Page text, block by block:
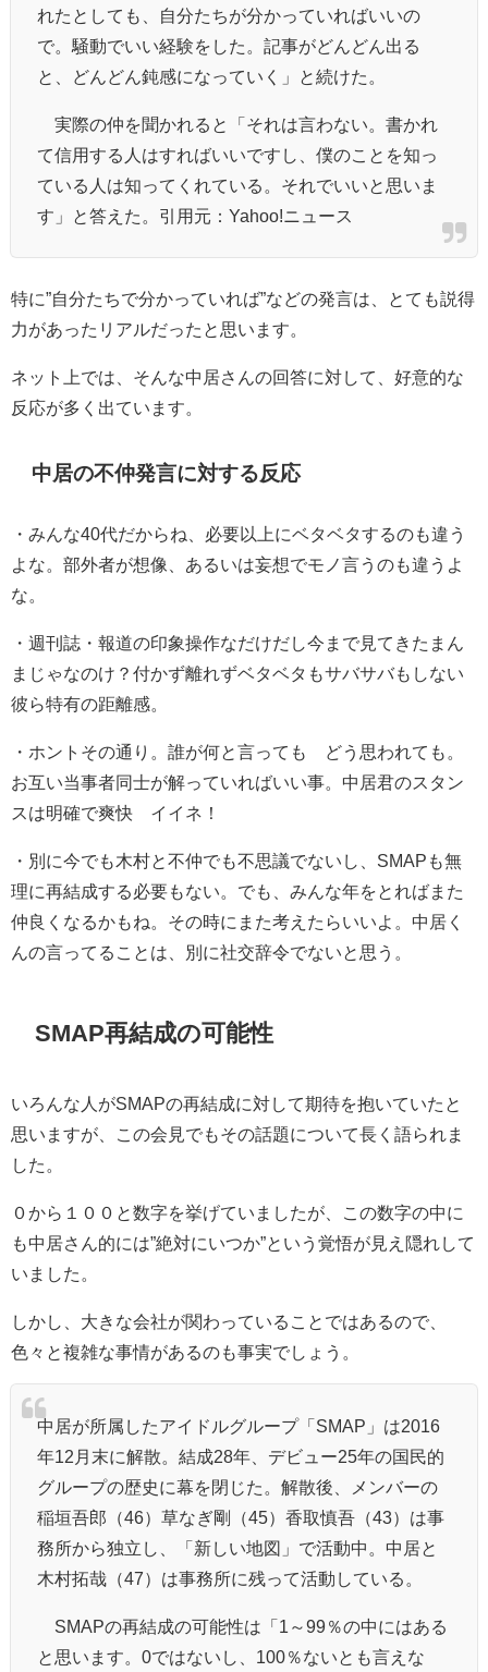
れたとしても、自分たちが分かっていればいいの
で。騒動でいい経験をした。記事がどんどん出る
と、どんどん鈍感になっていく」と続けた。
実際の仲を聞かれると「それは言わない。書かれ
て信用する人はすればいいですし、僕のことを知っ
ている人は知ってくれている。それでいいと思いま
す」と答えた。引用元：Yahoo!ニュース
特に”自分たちで分かっていれば”などの発言は、とても説得
力があったリアルだったと思います。
ネット上では、そんな中居さんの回答に対して、好意的な
反応が多く出ています。
中居の不仲発言に対する反応
・ みんな40代だからね、必要以上にベタベタするのも違う
よな。 部外者が想像、あるいは妄想でモノ言うのも違うよ
な。
・ 週刊誌・報道の印象操作なだけだし今まで見てきたまん
まじゃなのけ？ 付かず離れずベタベタもサバサバもしない
彼ら特有の距離感。
・ ホントその通り。 誰が何と言っても どう思われても。
お互い当事者同士が解っていればいい事。 中居君のスタン
スは明確で爽快 イイネ！
・ 別に今でも木村と不仲でも不思議でないし、SMAPも無
理に再結成する必要もない。でも、みんな年をとればまた
仲良くなるかもね。その時にまた考えたらいいよ。 中居く
んの言ってることは、別に社交辞令でないと思う。
SMAP再結成の可能性
いろんな人がSMAPの再結成に対して期待を抱いていたと
思いますが、この会見でもその話題について長く語られま
した。
０から１００と数字を挙げていましたが、この数字の中に
も中居さん的には”絶対にいつか”という覚悟が見え隠れして
いました。
しかし、大きな会社が関わっていることではあるので、
色々と複雑な事情があるのも事実でしょう。
中居が所属したアイドルグループ「SMAP」は2016
年12月末に解散。結成28年、デビュー25年の国民的
グループの歴史に幕を閉じた。解散後、メンバーの
稲垣吾郎 （46）草なぎ剛（45） 香取慎吾 （43）は事
務所から独立し、「 新しい地図 」で活動中。中居と
木村拓哉 （47）は事務所に残って活動している。
SMAPの再結成の可能性は「1～99％の中にはある
と思います。0ではないし、100％ないとも言えな